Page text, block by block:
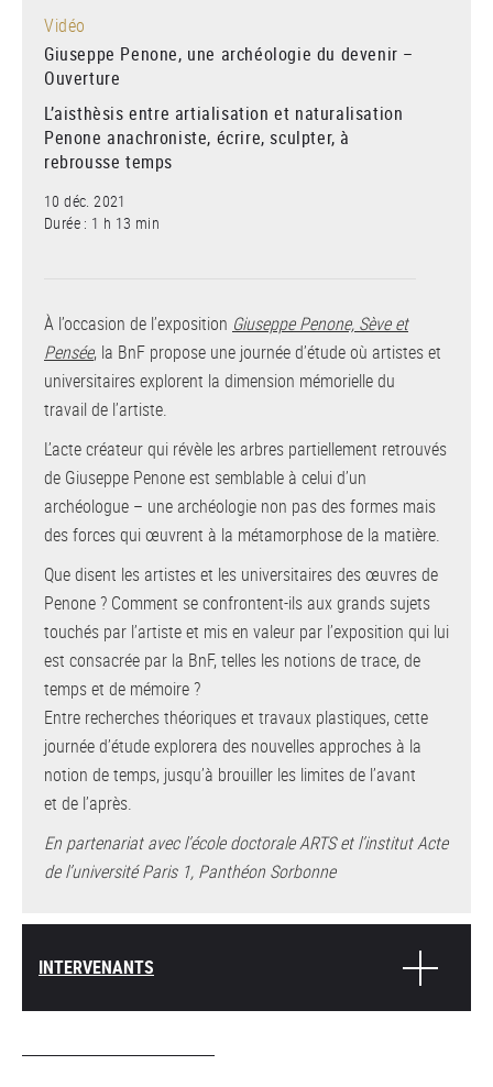
Vidéo
Giuseppe Penone, une archéologie du devenir –
Ouverture
L’aisthèsis entre artialisation et naturalisation
Penone anachroniste, écrire, sculpter, à
rebrousse temps
10 déc. 2021
Durée : 1 h 13 min
À l’occasion de l’exposition Giuseppe Penone, Sève et
Pensée, la BnF propose une journée d’étude où artistes et
universitaires explorent la dimension mémorielle du
travail de l’artiste.
L’acte créateur qui révèle les arbres partiellement retrouvés
de Giuseppe Penone est semblable à celui d’un
archéologue – une archéologie non pas des formes mais
des forces qui œuvrent à la métamorphose de la matière.
Que disent les artistes et les universitaires des œuvres de
Penone ? Comment se confrontent-ils aux grands sujets
touchés par l’artiste et mis en valeur par l’exposition qui lui
est consacrée par la BnF, telles les notions de trace, de
temps et de mémoire ?
Entre recherches théoriques et travaux plastiques, cette
journée d’étude explorera des nouvelles approches à la
notion de temps, jusqu’à brouiller les limites de l’avant
et de l’après.
En partenariat avec l’école doctorale ARTS et l’institut Acte
de l’université Paris 1, Panthéon Sorbonne
INTERVENANTS